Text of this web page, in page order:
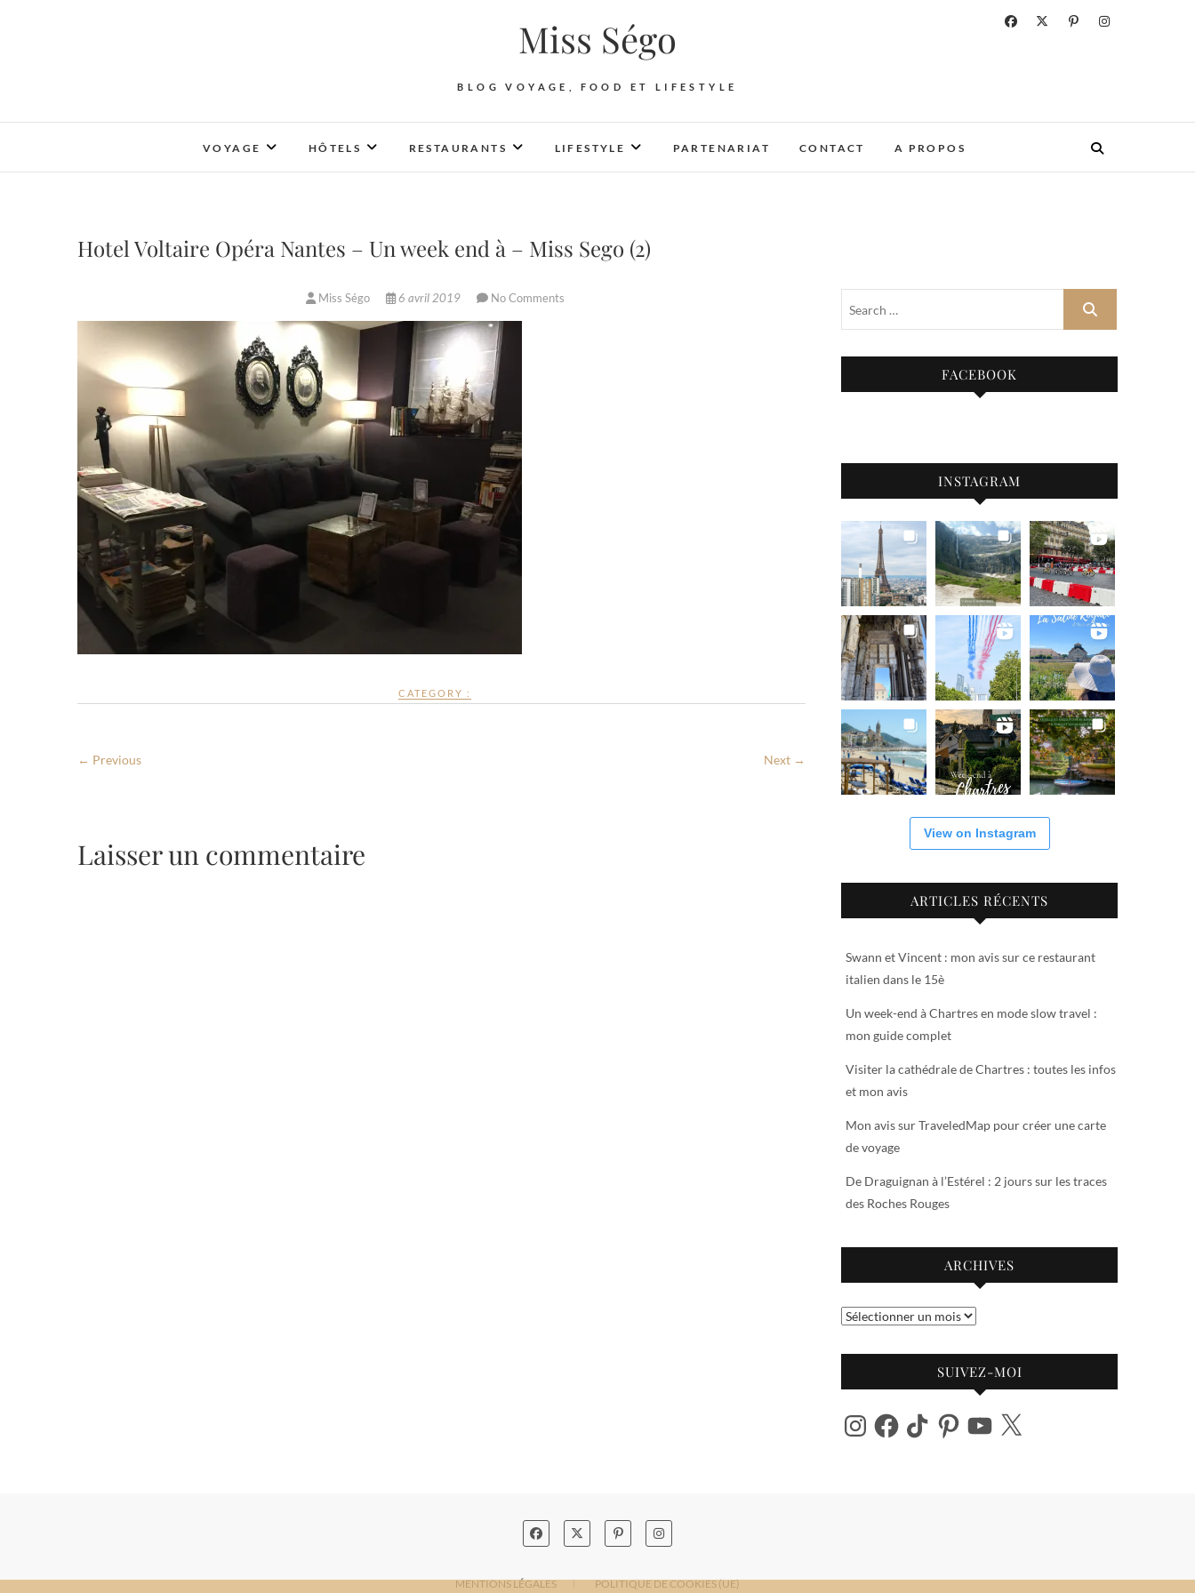
Miss Ségo
BLOG VOYAGE, FOOD ET LIFESTYLE
VOYAGE HÔTELS RESTAURANTS LIFESTYLE PARTENARIAT CONTACT A PROPOS
Hotel Voltaire Opéra Nantes – Un week end à – Miss Sego (2)
Miss Ségo 6 avril 2019 No Comments
CATEGORY :
← Previous Next →
Laisser un commentaire
FACEBOOK
INSTAGRAM
View on Instagram
ARTICLES RÉCENTS
Swann et Vincent : mon avis sur ce restaurant
italien dans le 15è
Un week-end à Chartres en mode slow travel :
mon guide complet
Visiter la cathédrale de Chartres : toutes les infos
et mon avis
Mon avis sur TraveledMap pour créer une carte
de voyage
De Draguignan à l’Estérel : 2 jours sur les traces
des Roches Rouges
ARCHIVES
Archives
SUIVEZ-MOI
InstagramFacebook
TikTok PinterestYouTube
X
MENTIONS LÉGALES POLITIQUE DE COOKIES (UE)